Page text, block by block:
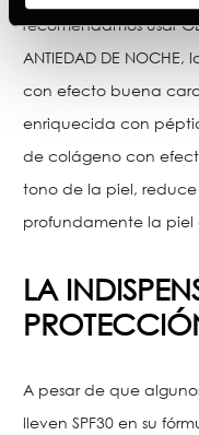
recomendamos usar
ANTIEDAD DE
con efecto buena cara
enriquecida con
de colágeno con
tono de la piel,
profundamente la piel
LA
A pesar de que
lleven SPF30 en su